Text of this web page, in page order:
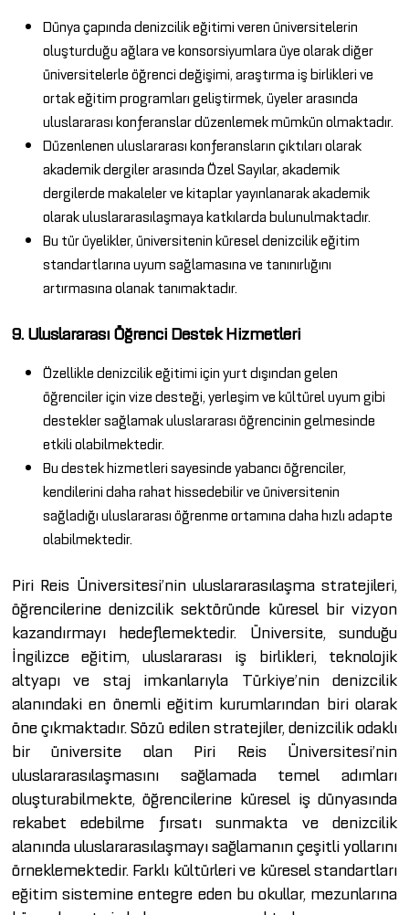
Dünya çapında denizcilik eğitimi veren üniversitelerin
oluşturduğu ağlara ve konsorsiyumlara üye olarak diğer
üniversitelerle öğrenci değişimi, araştırma iş birlikleri ve
ortak eğitim programları geliştirmek, üyeler arasında
uluslararası konferanslar düzenlemek mümkün olmaktadır.
Düzenlenen uluslararası konferansların çıktıları olarak
akademik dergiler arasında Özel Sayılar, akademik
dergilerde makaleler ve kitaplar yayınlanarak akademik
olarak uluslararasılaşmaya katkılarda bulunulmaktadır.
Bu tür üyelikler, üniversitenin küresel denizcilik eğitim
standartlarına uyum sağlamasına ve tanınırlığını
artırmasına olanak tanımaktadır.
9. Uluslararası Öğrenci Destek Hizmetleri
Özellikle denizcilik eğitimi için yurt dışından gelen
öğrenciler için vize desteği, yerleşim ve kültürel uyum gibi
destekler sağlamak uluslararası öğrencinin gelmesinde
etkili olabilmektedir.
Bu destek hizmetleri sayesinde yabancı öğrenciler,
kendilerini daha rahat hissedebilir ve üniversitenin
sağladığı uluslararası öğrenme ortamına daha hızlı adapte
olabilmektedir.
Piri Reis Üniversitesi’nin uluslararasılaşma stratejileri,
öğrencilerine denizcilik sektöründe küresel bir vizyon
kazandırmayı hedeflemektedir. Üniversite, sunduğu
İngilizce eğitim, uluslararası iş birlikleri, teknolojik
altyapı ve staj imkanlarıyla Türkiye’nin denizcilik
alanındaki en önemli eğitim kurumlarından biri olarak
öne çıkmaktadır. Sözü edilen stratejiler, denizcilik odaklı
bir üniversite olan Piri Reis Üniversitesi’nin
uluslararasılaşmasını sağlamada temel adımları
oluşturabilmekte, öğrencilerine küresel iş dünyasında
rekabet edebilme fırsatı sunmakta ve denizcilik
alanında uluslararasılaşmayı sağlamanın çeşitli yollarını
örneklemektedir. Farklı kültürleri ve küresel standartları
eğitim sistemine entegre eden bu okullar, mezunlarına